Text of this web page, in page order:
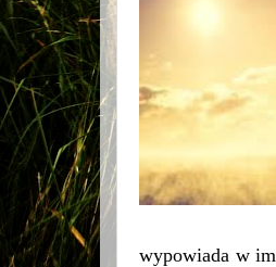
wypowiada w